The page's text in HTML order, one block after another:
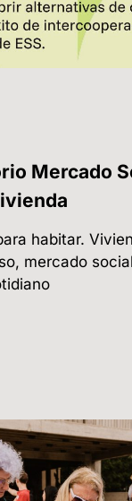
Mercado
habitar.
mercado